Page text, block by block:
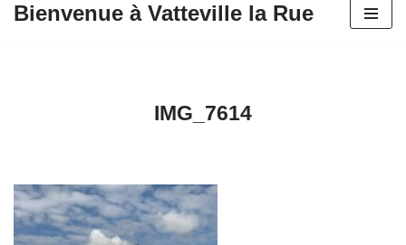
Bienvenue à Vatteville la Rue
IMG_7614